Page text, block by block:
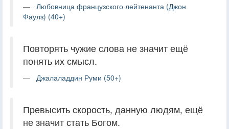
Любовница французского лейтенанта (Джон
Фаулз) (40+)
Повторять чужие слова не значит ещё
понять их смысл.
Джалаладдин Руми (50+)
Превысить скорость, данную людям, ещё
не значит стать Богом.